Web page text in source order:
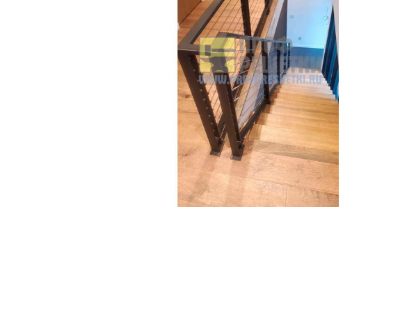
Ограждения лестничного марша
Перила для школы
Перила для детского сада
Перила для подъезда
Перила для террасы
Перила на забежные лестницы